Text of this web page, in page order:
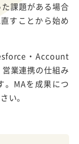
課題がある場合
すことから始め
・Account
業連携の仕組み
。MAを成果につ
い。